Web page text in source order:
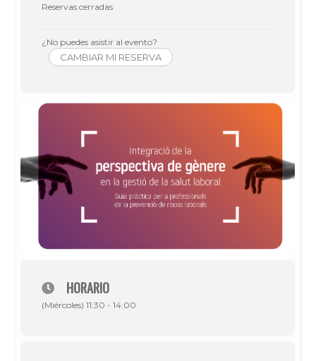
Reservas cerradas
¿No puedes asistir al evento?
CAMBIAR MI RESERVA
HORARIO
(Miércoles) 11:30 - 14:00